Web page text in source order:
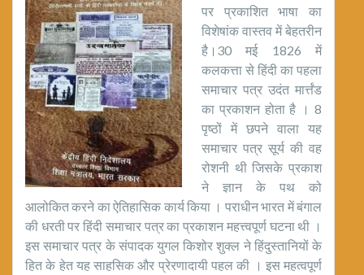
पर प्रकाशित भाषा का
विशेषांक वास्तव में बेहतरीन
है।30 मई 1826 में
कलकत्ता से हिंदी का पहला
समाचार पत्र उदंत मार्त्तंड
का प्रकाशन होता है । 8
पृष्ठों में छपने वाला यह
समाचार पत्र सूर्य की वह
रोशनी थी जिसके प्रकाश
ने ज्ञान के पथ को
आलोकित करने का ऐतिहासिक कार्य किया । पराधीन भारत में बंगाल
की धरती पर हिंदी समाचार पत्र का प्रकाशन महत्त्वपूर्ण घटना थी ।
इस समाचार पत्र के संपादक युगल किशोर शुक्ल ने हिंदुस्तानियों के
हित के हेत यह साहसिक और प्रेरणादायी पहल की । इस महत्वपूर्ण